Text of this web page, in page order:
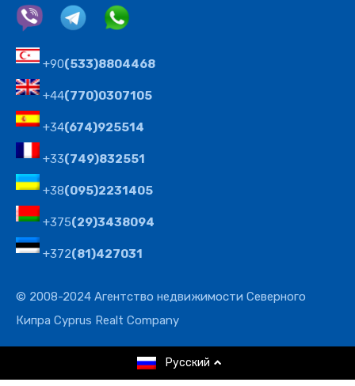
+90(533)8804468
+44(770)0307105
+34(674)925514
+33(749)832551
+38(095)2231405
+375(29)3438094
+372(81)427031
© 2008-2024 Агентство недвижимости Северного
Кипра Cyprus Realt Company
Русский